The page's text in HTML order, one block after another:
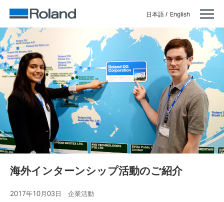
日本語 English
海外インターンシップ活動のご紹介
2017年10月03日 企業活動